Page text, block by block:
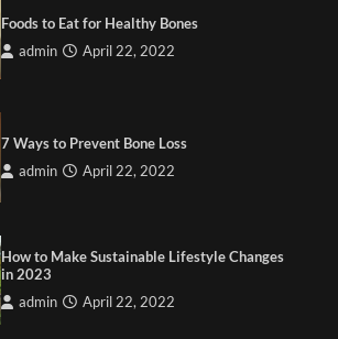
Foods to Eat for Healthy Bones
admin April 22, 2022
7 Ways to Prevent Bone Loss
admin April 22, 2022
How to Make Sustainable Lifestyle Changes
in 2023
admin April 22, 2022